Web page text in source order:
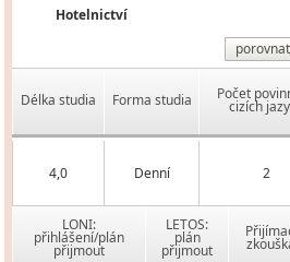
Hotelnictví
porovnat
Délka studia Forma studia Počet
cizích
4,0 Denní 2
LONI:
přihlášení/plán
přijmout
LETOS:
plán
přijmout